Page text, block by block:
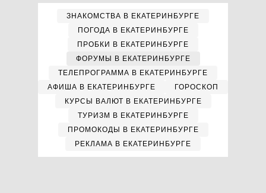
ЗНАКОМСТВА В ЕКАТЕРИНБУРГЕ
ПОГОДА В ЕКАТЕРИНБУРГЕ
ПРОБКИ В ЕКАТЕРИНБУРГЕ
ФОРУМЫ В ЕКАТЕРИНБУРГЕ
ТЕЛЕПРОГРАММА В ЕКАТЕРИНБУРГЕ
АФИША В ЕКАТЕРИНБУРГЕ
ГОРОСКОП
КУРСЫ ВАЛЮТ В ЕКАТЕРИНБУРГЕ
ТУРИЗМ В ЕКАТЕРИНБУРГЕ
ПРОМОКОДЫ В ЕКАТЕРИНБУРГЕ
РЕКЛАМА В ЕКАТЕРИНБУРГЕ